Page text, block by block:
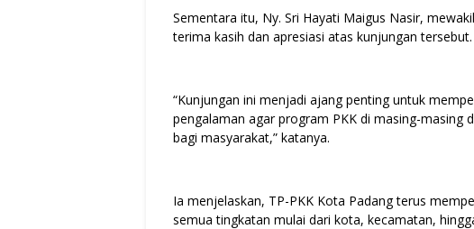
Sementara itu, Ny. Sri Hayati Maigus Nasir,
terima kasih dan apresiasi atas kunjungan tersebut.
“Kunjungan ini menjadi ajang penting untuk
pengalaman agar program PKK di masing-masing
bagi masyarakat,” katanya.
Ia menjelaskan, TP-PKK Kota Padang terus
semua tingkatan mulai dari kota, kecamatan,